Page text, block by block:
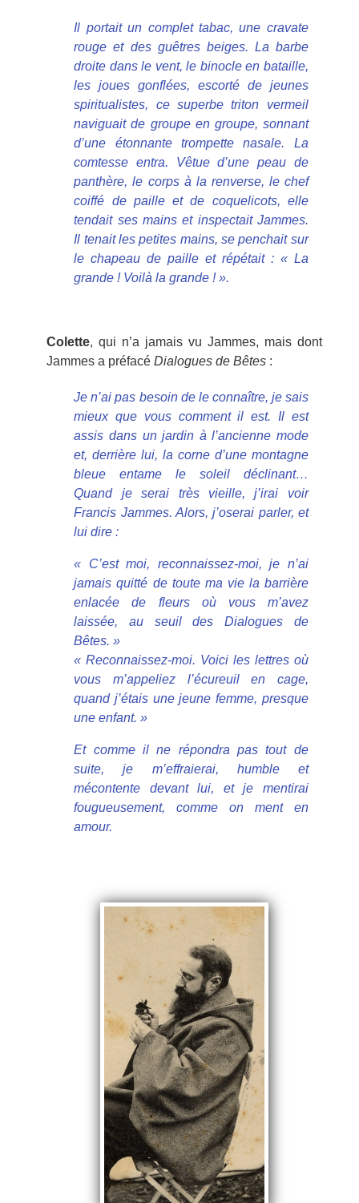
Il portait un complet tabac, une cravate
rouge et des guêtres beiges. La barbe
droite dans le vent, le binocle en bataille,
les joues gonflées, escorté de jeunes
spiritualistes, ce superbe triton vermeil
naviguait de groupe en groupe, sonnant
d’une étonnante trompette nasale. La
comtesse entra. Vêtue d’une peau de
panthère, le corps à la renverse, le chef
coiffé de paille et de coquelicots, elle
tendait ses mains et inspectait Jammes.
Il tenait les petites mains, se penchait sur
le chapeau de paille et répétait : « La
grande ! Voilà la grande ! ».
Colette, qui n’a jamais vu Jammes, mais dont
Jammes a préfacé Dialogues de Bêtes :
Je n’ai pas besoin de le connaître, je sais
mieux que vous comment il est. Il est
assis dans un jardin à l’ancienne mode
et, derrière lui, la corne d’une montagne
bleue entame le soleil déclinant…
Quand je serai très vieille, j’irai voir
Francis Jammes. Alors, j’oserai parler, et
lui dire :
« C’est moi, reconnaissez-moi, je n’ai
jamais quitté de toute ma vie la barrière
enlacée de fleurs où vous m’avez
laissée, au seuil des Dialogues de
Bêtes. »
« Reconnaissez-moi. Voici les lettres où
vous m’appeliez l’écureuil en cage,
quand j’étais une jeune femme, presque
une enfant. »
Et comme il ne répondra pas tout de
suite, je m’effraierai, humble et
mécontente devant lui, et je mentirai
fougueusement, comme on ment en
amour.